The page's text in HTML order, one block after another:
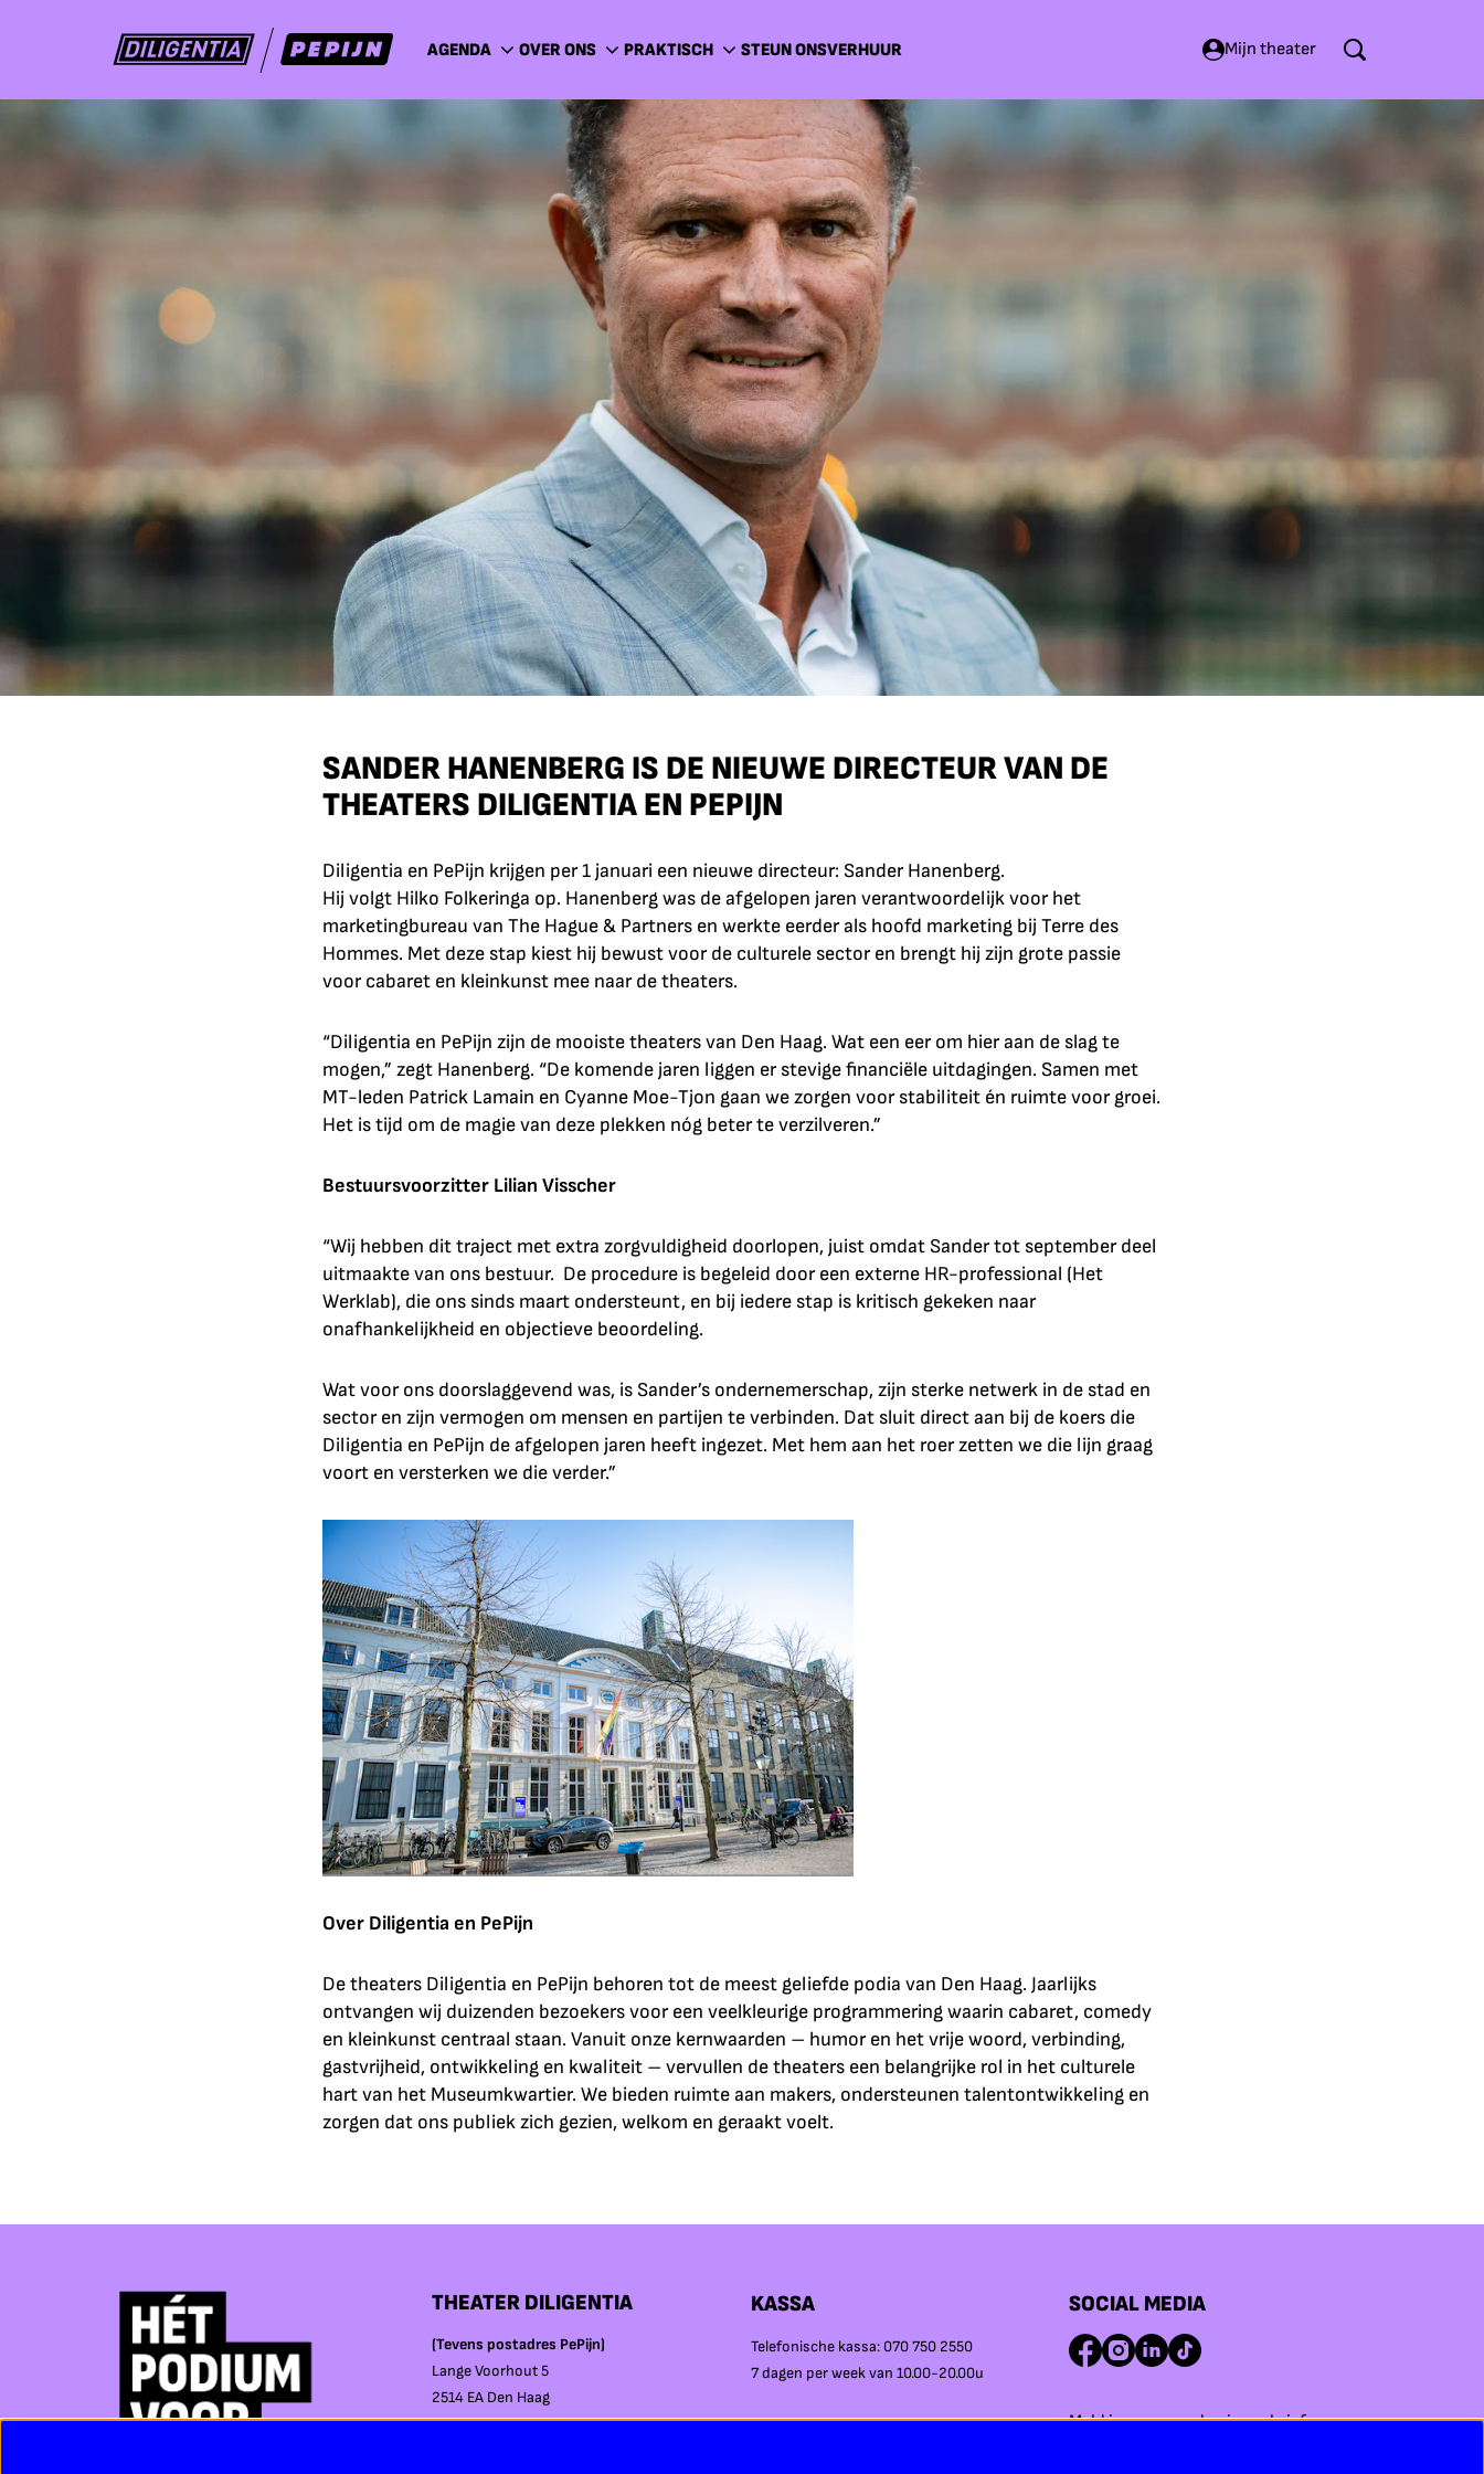
AGENDA OVER ONS PRAKTISCH STEUN ONSVERHUUR Mijn theater
SANDER HANENBERG IS DE NIEUWE DIRECTEUR VAN DE
THEATERS DILIGENTIA EN PEPIJN
Diligentia en PePijn krijgen per 1 januari een nieuwe directeur: Sander Hanenberg.
Hij volgt Hilko Folkeringa op. Hanenberg was de afgelopen jaren verantwoordelijk voor het
marketingbureau van The Hague & Partners en werkte eerder als hoofd marketing bij Terre des
Hommes. Met deze stap kiest hij bewust voor de culturele sector en brengt hij zijn grote passie
voor cabaret en kleinkunst mee naar de theaters.
“Diligentia en PePijn zijn de mooiste theaters van Den Haag. Wat een eer om hier aan de slag te
mogen,” zegt Hanenberg. “De komende jaren liggen er stevige financiële uitdagingen. Samen met
MT-leden Patrick Lamain en Cyanne Moe-Tjon gaan we zorgen voor stabiliteit én ruimte voor groei.
Het is tijd om de magie van deze plekken nóg beter te verzilveren.”
Bestuursvoorzitter Lilian Visscher
“Wij hebben dit traject met extra zorgvuldigheid doorlopen, juist omdat Sander tot september deel
uitmaakte van ons bestuur. De procedure is begeleid door een externe HR-professional (Het
Werklab), die ons sinds maart ondersteunt, en bij iedere stap is kritisch gekeken naar
onafhankelijkheid en objectieve beoordeling.
Wat voor ons doorslaggevend was, is Sander’s ondernemerschap, zijn sterke netwerk in de stad en
sector en zijn vermogen om mensen en partijen te verbinden. Dat sluit direct aan bij de koers die
Diligentia en PePijn de afgelopen jaren heeft ingezet. Met hem aan het roer zetten we die lijn graag
voort en versterken we die verder.”
Over Diligentia en PePijn
De theaters Diligentia en PePijn behoren tot de meest geliefde podia van Den Haag. Jaarlijks
ontvangen wij duizenden bezoekers voor een veelkleurige programmering waarin cabaret, comedy
en kleinkunst centraal staan. Vanuit onze kernwaarden – humor en het vrije woord, verbinding,
gastvrijheid, ontwikkeling en kwaliteit – vervullen de theaters een belangrijke rol in het culturele
hart van het Museumkwartier. We bieden ruimte aan makers, ondersteunen talentontwikkeling en
zorgen dat ons publiek zich gezien, welkom en geraakt voelt.
THEATER DILIGENTIA
(Tevens postadres PePijn)
Lange Voorhout 5
2514 EA Den Haag
KASSA
Telefonische kassa: 070 750 2550
7 dagen per week van 10.00-20.00u
Balie in Diligentia:
SOCIAL MEDIA
Meld je aan voor de nieuwsbrief